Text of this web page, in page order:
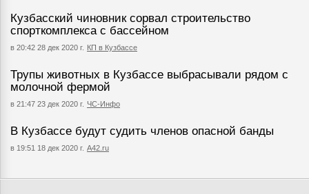
Кузбасский чиновник сорвал строительство
спорткомплекса с бассейном
в 20:42 28 дек 2020 г. КП в Кузбассе
Трупы животных в Кузбассе выбрасывали рядом с
молочной фермой
в 21:47 23 дек 2020 г. ЧС-Инфо
В Кузбассе будут судить членов опасной банды
в 19:51 18 дек 2020 г. A42.ru